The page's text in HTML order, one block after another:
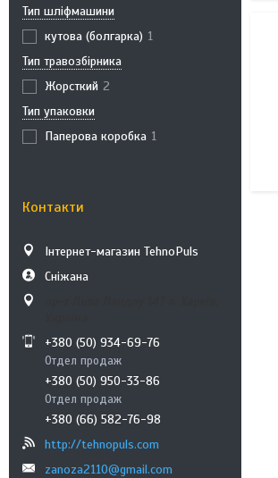
Тип шліфмашини
кутова (болгарка) 1
Тип травозбірника
Жорсткий 2
Тип упаковки
Паперова коробка 1
Контакти
Інтернет-магазин TehnoPuls
Сніжана
+380 (50) 934-69-76
Отдел продаж
+380 (50) 950-33-86
Отдел продаж
+380 (66) 582-76-98
http://tehnopuls.com
zanoza2110@gmail.com